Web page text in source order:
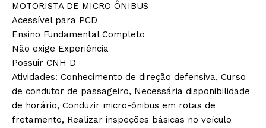
MOTORISTA DE MICRO ÔNIBUS
Acessível para PCD
Ensino Fundamental Completo
Não exige Experiência
Possuir CNH D
Atividades: Conhecimento de direção defensiva, Curso
de condutor de passageiro, Necessária disponibilidade
de horário, Conduzir micro-ônibus em rotas de
fretamento, Realizar inspeções básicas no veículo